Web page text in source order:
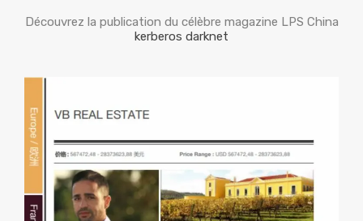
Découvrez la publication du célèbre magazine LPS China
kerberos darknet